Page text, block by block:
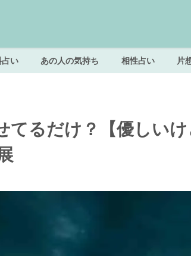
い あの人の気持ち 相性占い 片
てるだけ？【優しいけ